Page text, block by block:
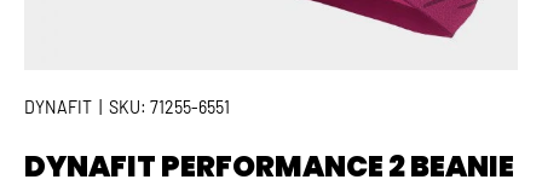
DYNAFIT SKU: 71255-6551
DYNAFIT PERFORMANCE 2 BEANIE